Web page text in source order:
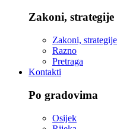
Zakoni, strategije
Zakoni, strategije
Razno
Pretraga
Kontakti
Po gradovima
Osijek